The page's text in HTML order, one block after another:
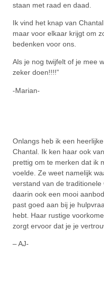
staan met raad en daad.
Ik vind het knap van
maar voor elkaar krijgt om
bedenken voor ons.
Als je nog twijfelt of je mee
zeker doen!!!!”
-Marian-
Onlangs heb ik een
Chantal. Ik ken haar ook
prettig om te merken dat ik
voelde. Ze weet namelijk
verstand van de
daarin ook een mooi
past goed aan bij je
hebt. Haar rustige
zorgt ervoor dat je je
– AJ-